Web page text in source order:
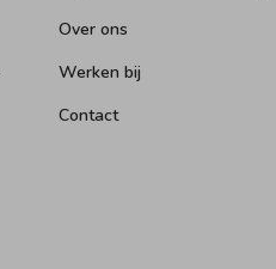
Over ons
Werken bij
Contact